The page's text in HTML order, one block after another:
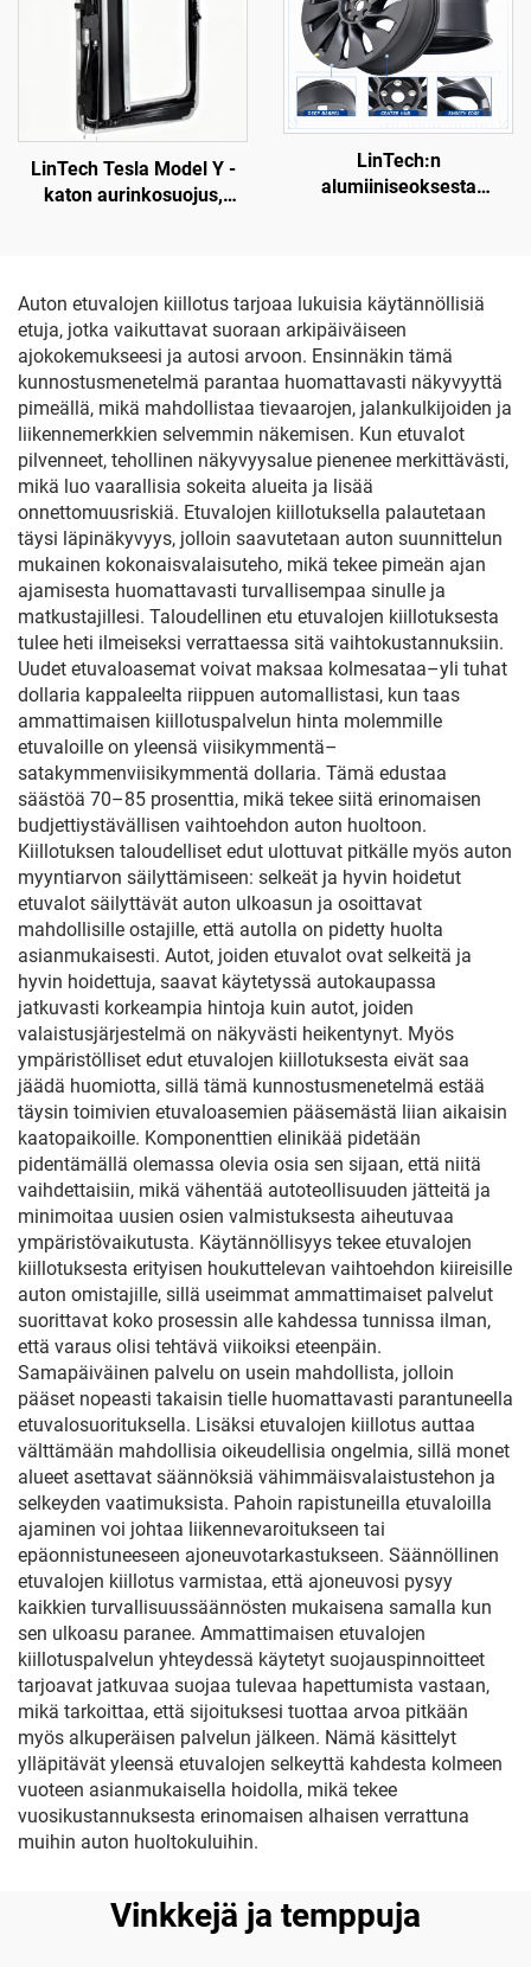
tarkoitettu huolto
LinTech Tesla Model Y -
katon aurinkosuojus,
UV-säteilyltä
LinTech:n
alumiiniseoksesta
3488226-00-A
Auton etuvalojen kiillotus tarjoaa lukuisia käytännöllisiä
etuja, jotka vaikuttavat suoraan arkipäiväiseen
ajokokemukseesi ja autosi arvoon. Ensinnäkin tämä
kunnostusmenetelmä parantaa huomattavasti näkyvyyttä
pimeällä, mikä mahdollistaa tievaarojen, jalankulkijoiden ja
liikennemerkkien selvemmin näkemisen. Kun etuvalot
pilvenneet, tehollinen näkyvyysalue pienenee merkittävästi,
mikä luo vaarallisia sokeita alueita ja lisää
onnettomuusriskiä. Etuvalojen kiillotuksella palautetaan
täysi läpinäkyvyys, jolloin saavutetaan auton suunnittelun
mukainen kokonaisvalaisuteho, mikä tekee pimeän ajan
ajamisesta huomattavasti turvallisempaa sinulle ja
matkustajillesi. Taloudellinen etu etuvalojen kiillotuksesta
tulee heti ilmeiseksi verrattaessa sitä vaihtokustannuksiin.
Uudet etuvaloasemat voivat maksaa kolmesataa–yli tuhat
dollaria kappaleelta riippuen automallistasi, kun taas
ammattimaisen kiillotuspalvelun hinta molemmille
etuvaloille on yleensä viisikymmentä–
satakymmenviisikymmentä dollaria. Tämä edustaa
säästöä 70–85 prosenttia, mikä tekee siitä erinomaisen
budjettiystävällisen vaihtoehdon auton huoltoon.
Kiillotuksen taloudelliset edut ulottuvat pitkälle myös auton
myyntiarvon säilyttämiseen: selkeät ja hyvin hoidetut
etuvalot säilyttävät auton ulkoasun ja osoittavat
mahdollisille ostajille, että autolla on pidetty huolta
asianmukaisesti. Autot, joiden etuvalot ovat selkeitä ja
hyvin hoidettuja, saavat käytetyssä autokaupassa
jatkuvasti korkeampia hintoja kuin autot, joiden
valaistusjärjestelmä on näkyvästi heikentynyt. Myös
ympäristölliset edut etuvalojen kiillotuksesta eivät saa
jäädä huomiotta, sillä tämä kunnostusmenetelmä estää
täysin toimivien etuvaloasemien pääsemästä liian aikaisin
kaatopaikoille. Komponenttien elinikää pidetään
pidentämällä olemassa olevia osia sen sijaan, että niitä
vaihdettaisiin, mikä vähentää autoteollisuuden jätteitä ja
minimoitaa uusien osien valmistuksesta aiheutuvaa
ympäristövaikutusta. Käytännöllisyys tekee etuvalojen
kiillotuksesta erityisen houkuttelevan vaihtoehdon kiireisille
auton omistajille, sillä useimmat ammattimaiset palvelut
suorittavat koko prosessin alle kahdessa tunnissa ilman,
että varaus olisi tehtävä viikoiksi eteenpäin.
Samapäiväinen palvelu on usein mahdollista, jolloin
pääset nopeasti takaisin tielle huomattavasti parantuneella
etuvalosuorituksella. Lisäksi etuvalojen kiillotus auttaa
välttämään mahdollisia oikeudellisia ongelmia, sillä monet
alueet asettavat säännöksiä vähimmäisvalaistustehon ja
selkeyden vaatimuksista. Pahoin rapistuneilla etuvaloilla
ajaminen voi johtaa liikennevaroitukseen tai
epäonnistuneeseen ajoneuvotarkastukseen. Säännöllinen
etuvalojen kiillotus varmistaa, että ajoneuvosi pysyy
kaikkien turvallisuussäännösten mukaisena samalla kun
sen ulkoasu paranee. Ammattimaisen etuvalojen
kiillotuspalvelun yhteydessä käytetyt suojauspinnoitteet
tarjoavat jatkuvaa suojaa tulevaa hapettumista vastaan,
mikä tarkoittaa, että sijoituksesi tuottaa arvoa pitkään
myös alkuperäisen palvelun jälkeen. Nämä käsittelyt
ylläpitävät yleensä etuvalojen selkeyttä kahdesta kolmeen
vuoteen asianmukaisella hoidolla, mikä tekee
vuosikustannuksesta erinomaisen alhaisen verrattuna
muihin auton huoltokuluihin.
Vinkkejä ja temppuja